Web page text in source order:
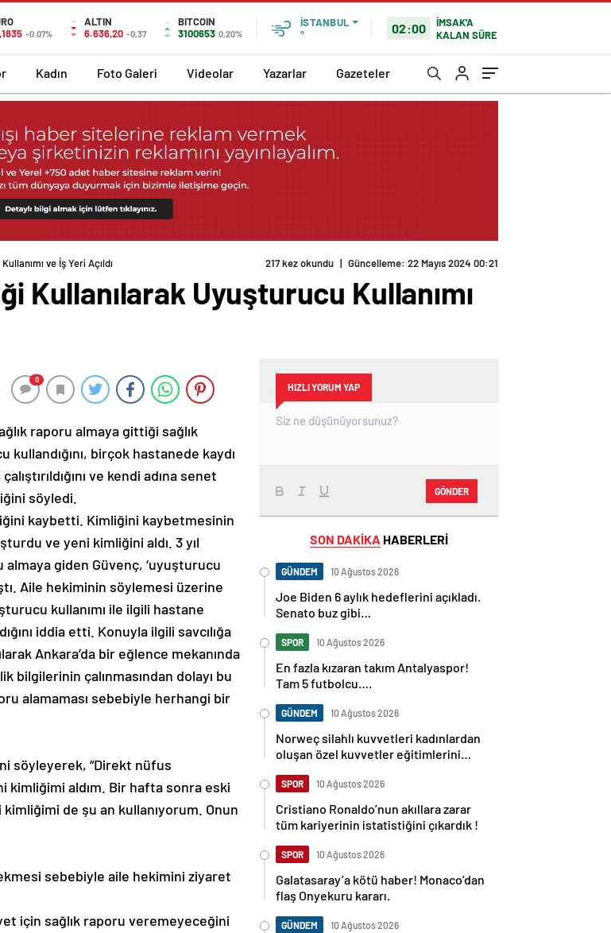
-0.07%
ALTIN
6.636,20 -0,37
BITCOIN
3100653 0,20%
İSTANBUL
°
02:00
İMSAK'A
KALAN SÜRE
Kadın Foto Galeri Videolar Yazarlar Gazeteler
ve İş Yeri Açıldı
Kullanılarak Uyuşturucu Kullanımı
0
raporu almaya gittiği sağlık
kullandığını, birçok hastanede kaydı
ve kendi adına senet
söyledi.
kaybetti. Kimliğini kaybetmesinin
ve yeni kimliğini aldı. 3 yıl
giden Güvenç, ‘uyuşturucu
Aile hekiminin söylemesi üzerine
kullanımı ile ilgili hastane
iddia etti. Konuyla ilgili savcılığa
Ankara’da bir eğlence mekanında
bilgilerinin çalınmasından dolayı bu
alamaması sebebiyle herhangi bir
söyleyerek, “Direkt nüfus
aldım. Bir hafta sonra eski
de şu an kullanıyorum. Onun
sebebiyle aile hekimini ziyaret
için sağlık raporu veremeyeceğini
HIZLI YORUM YAP
GÖNDER
SON DAKİKA HABERLERİ
GÜNDEM 10 Ağustos 2026
Joe Biden 6 aylık hedeflerini açıkladı.
Senato buz gibi…
SPOR 10 Ağustos 2026
En fazla kızaran takım Antalyaspor!
Tam 5 futbolcu….
GÜNDEM 10 Ağustos 2026
Norweç silahlı kuvvetleri kadınlardan
oluşan özel kuvvetler eğitimlerini
SPOR 10 Ağustos 2026
Cristiano Ronaldo’nun akıllara zarar
tüm kariyerinin istatistiğini çıkardık !
SPOR 10 Ağustos 2026
Galatasaray’a kötü haber! Monaco’dan
flaş Onyekuru kararı.
GÜNDEM 10 Ağustos 2026